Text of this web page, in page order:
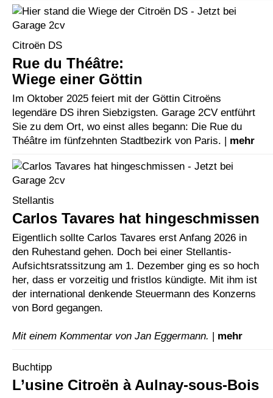
Citroën DS
Rue du Théâtre:
Wiege einer Göttin
Im Oktober 2025 feiert mit der Göttin Citroëns
legendäre DS ihren Siebzigsten. Garage 2CV entführt
Sie zu dem Ort, wo einst alles begann: Die Rue du
Théâtre im fünfzehnten Stadtbezirk von Paris. | mehr
Stellantis
Carlos Tavares hat hingeschmissen
Eigentlich sollte Carlos Tavares erst Anfang 2026 in
den Ruhestand gehen. Doch bei einer Stellantis-
Aufsichtsratssitzung am 1. Dezember ging es so hoch
her, dass er vorzeitig und fristlos kündigte. Mit ihm ist
der international denkende Steuermann des Konzerns
von Bord gegangen.
Mit einem Kommentar von Jan Eggermann. | mehr
Buchtipp
L’usine Citroën à Aulnay-sous-Bois